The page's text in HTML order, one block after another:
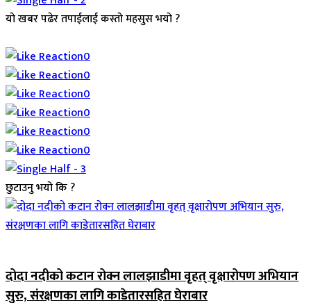
यो खबर पढेर तपाईलाई कस्तो महसुस भयो ?
0
0
0
0
0
0
छुटाउनु भयो कि ?
दोदा नदीको कटान रोक्न लालझाडीमा वृहत् वृक्षारोपण अभियान
सुरु, संरक्षणका लागि काडेतारसहित घेराबार